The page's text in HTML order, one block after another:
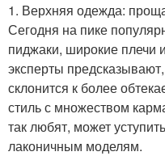
1. Верхняя одежда:
Сегодня на пике
пиджаки, широкие плечи
эксперты
склонится к более
стиль с множеством
так любят, может
лаконичным моделям.